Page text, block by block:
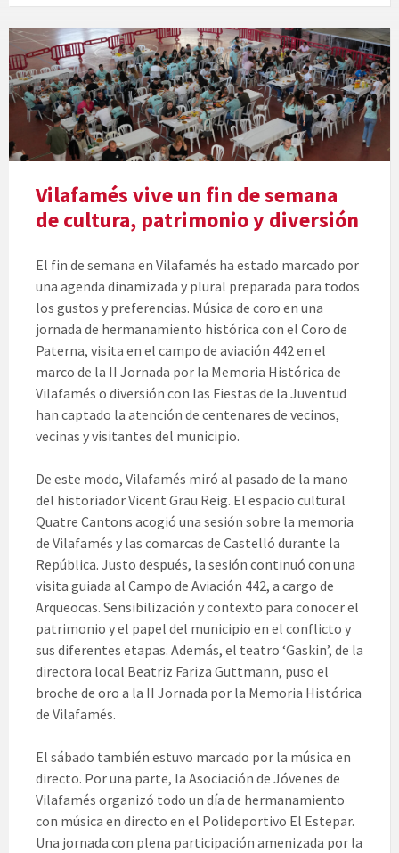
Vilafamés vive un fin de semana
de cultura, patrimonio y diversión
El fin de semana en Vilafamés ha estado marcado por
una agenda dinamizada y plural preparada para todos
los gustos y preferencias. Música de coro en una
jornada de hermanamiento histórica con el Coro de
Paterna, visita en el campo de aviación 442 en el
marco de la II Jornada por la Memoria Histórica de
Vilafamés o diversión con las Fiestas de la Juventud
han captado la atención de centenares de vecinos,
vecinas y visitantes del municipio.
De este modo, Vilafamés miró al pasado de la mano
del historiador Vicent Grau Reig. El espacio cultural
Quatre Cantons acogió una sesión sobre la memoria
de Vilafamés y las comarcas de Castelló durante la
República. Justo después, la sesión continuó con una
visita guiada al Campo de Aviación 442, a cargo de
Arqueocas. Sensibilización y contexto para conocer el
patrimonio y el papel del municipio en el conflicto y
sus diferentes etapas. Además, el teatro ‘Gaskin’, de la
directora local Beatriz Fariza Guttmann, puso el
broche de oro a la II Jornada por la Memoria Histórica
de Vilafamés.
El sábado también estuvo marcado por la música en
directo. Por una parte, la Asociación de Jóvenes de
Vilafamés organizó todo un día de hermanamiento
con música en directo en el Polideportivo El Estepar.
Una jornada con plena participación amenizada por la